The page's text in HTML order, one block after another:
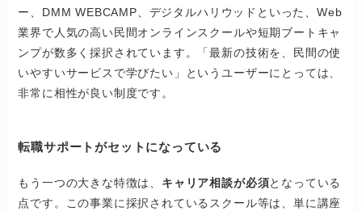
ー、DMM WEBCAMP、デジタルハリウッドといった、Web
業界で人気の高い民間オンラインスクールや短期ブートキャ
ンプが数多く採択されています。「最新の技術を、民間の使
いやすいサービスで学びたい」というユーザーにとっては、
非常に相性が良い制度です。
転職サポートがセットになっている
もう一つの大きな特徴は、 キャリア相談が必須となっている
点です。この事業に採択されているスクール等は、単に講座